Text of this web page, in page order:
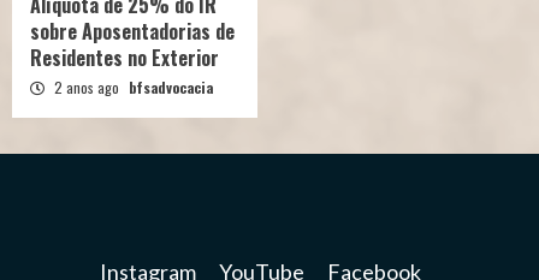
sobre Aposentadorias de
Residentes no Exterior
2 anos ago bfsadvocacia
Instagram YouTube Facebook